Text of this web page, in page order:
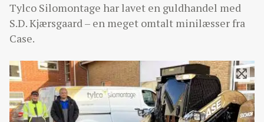
Tylco Silomontage har lavet en guldhandel med
S.D. Kjærsgaard – en meget omtalt minilæsser fra
Case.